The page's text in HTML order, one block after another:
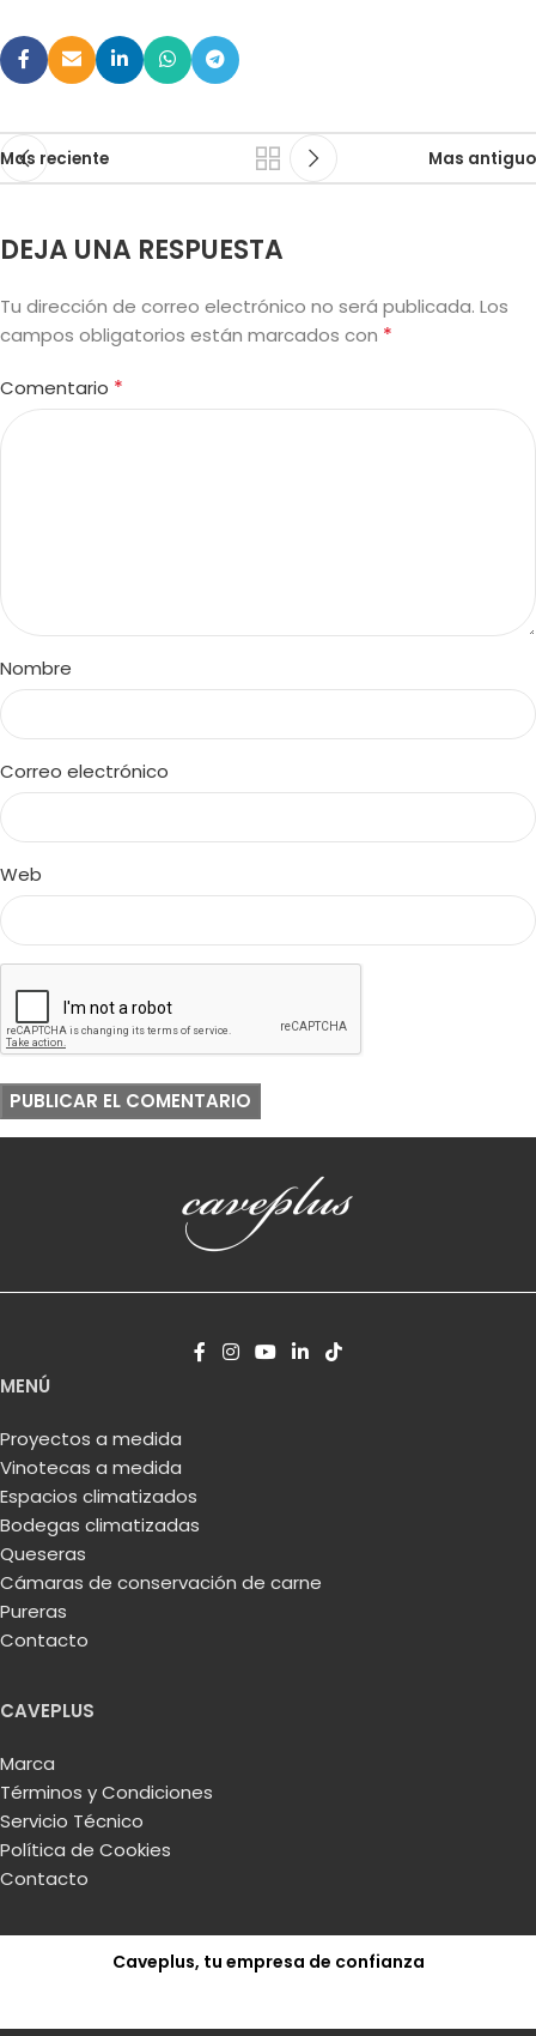
Mas reciente Mas antiguo
DEJA UNA RESPUESTA
Tu dirección de correo electrónico no será publicada. Los
campos obligatorios están marcados con *
Comentario *
Nombre
Correo electrónico
Web
MENÚ
Proyectos a medida
Vinotecas a medida
Espacios climatizados
Bodegas climatizadas
Queseras
Cámaras de conservación de carne
Pureras
Contacto
CAVEPLUS
Marca
Términos y Condiciones
Servicio Técnico
Política de Cookies
Contacto
Caveplus, tu empresa de confianza